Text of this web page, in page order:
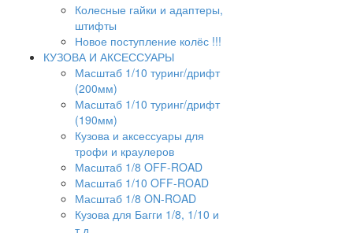
Колесные гайки и адаптеры,
штифты
Новое поступление колёс !!!
КУЗОВА И АКСЕССУАРЫ
Масштаб 1/10 туринг/дрифт
(200мм)
Масштаб 1/10 туринг/дрифт
(190мм)
Кузова и аксессуары для
трофи и краулеров
Масштаб 1/8 OFF-ROAD
Масштаб 1/10 OFF-ROAD
Масштаб 1/8 ON-ROAD
Кузова для Багги 1/8, 1/10 и
т.д.